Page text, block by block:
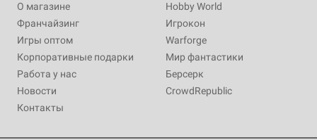
О магазине
Франчайзинг
Игры оптом
Корпоративные подарки
Работа у нас
Новости
Контакты
Hobby World
Игрокон
Warforge
Мир фантастики
Берсерк
CrowdRepublic